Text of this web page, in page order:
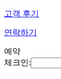
고객 후기
연락하기
예약
체크인: